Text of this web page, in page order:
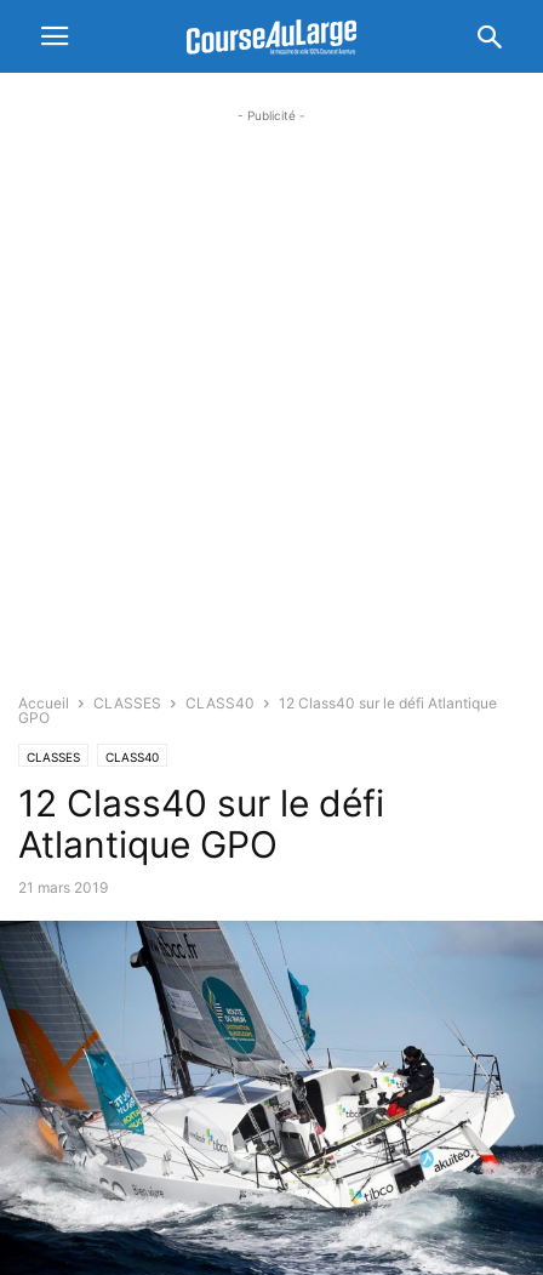
- Publicité -
Accueil CLASSES CLASS40
12 Class40 sur le défi Atlantique
GPO
CLASSES CLASS40
12 Class40 sur le défi
Atlantique GPO
21 mars 2019